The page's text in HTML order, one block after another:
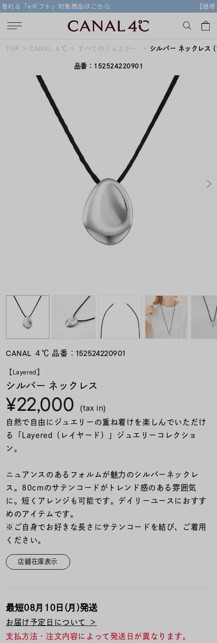
【価格改定のお知らせ 8月17日(月)より 】
キーワードで検索する
人気検索キーワード
#エタニティ
誕生石
モチーフ
ト
着用シーン
レディース
リングサイズ
リングサイズ
在庫 在庫ありのみ すべて表示
TOP CANAL ４℃ すべてのジュエリー シルバー ネックレス
品番：152524220901
CANAL ４℃ 品番：152524220901
【Layered】
シルバー ネックレス
¥22,000 (tax in)
自然で自由にジュエリーの重ね着けを楽しんでいただけ
る「Layered（レイヤード）」ジュエリーコレクショ
ン。
ニュアンスのあるフォルムが魅力のシルバーネックレ
ス。80cmのサテンコードがトレンド感のある雰囲気
に。短くアレンジも可能です。デイリーユースにおすす
めのアイテムです。
※ご自身でお好きな長さにサテンコードを結び、ご着用
ください。
店舗在庫表示
最短08月10日(月)発送
お届け予定日について ＞
支払方法・注文内容によって発送日が異なります。